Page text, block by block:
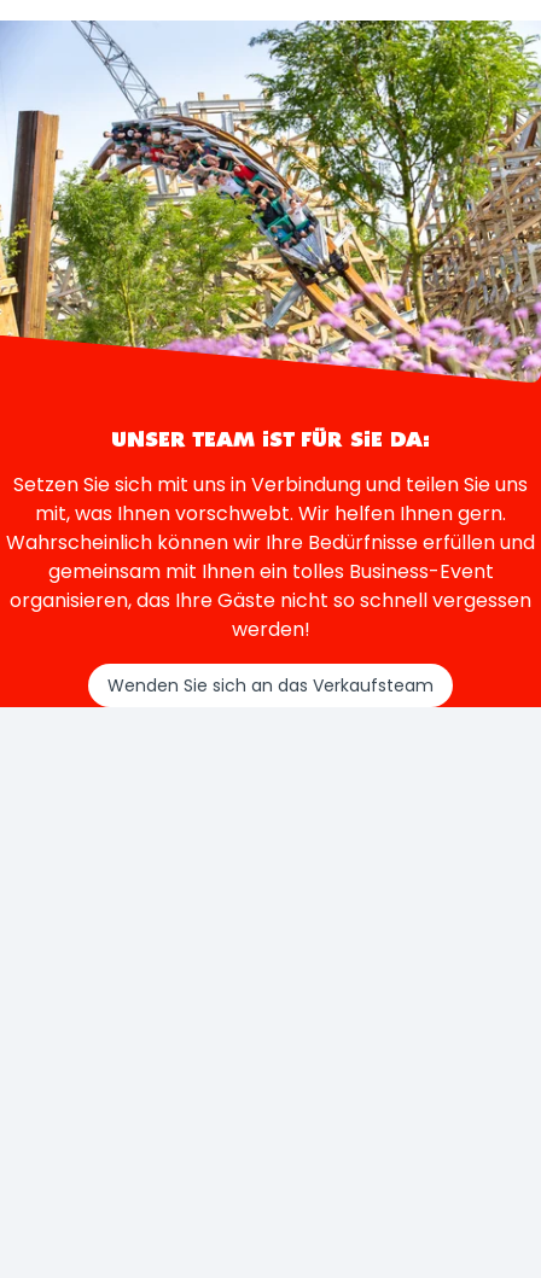
UNSER TEAM IST FÜR SIE DA:
Setzen Sie sich mit uns in Verbindung und teilen Sie uns
mit, was Ihnen vorschwebt. Wir helfen Ihnen gern.
Wahrscheinlich können wir Ihre Bedürfnisse erfüllen und
gemeinsam mit Ihnen ein tolles Business-Event
organisieren, das Ihre Gäste nicht so schnell vergessen
werden!
Wenden Sie sich an das Verkaufsteam